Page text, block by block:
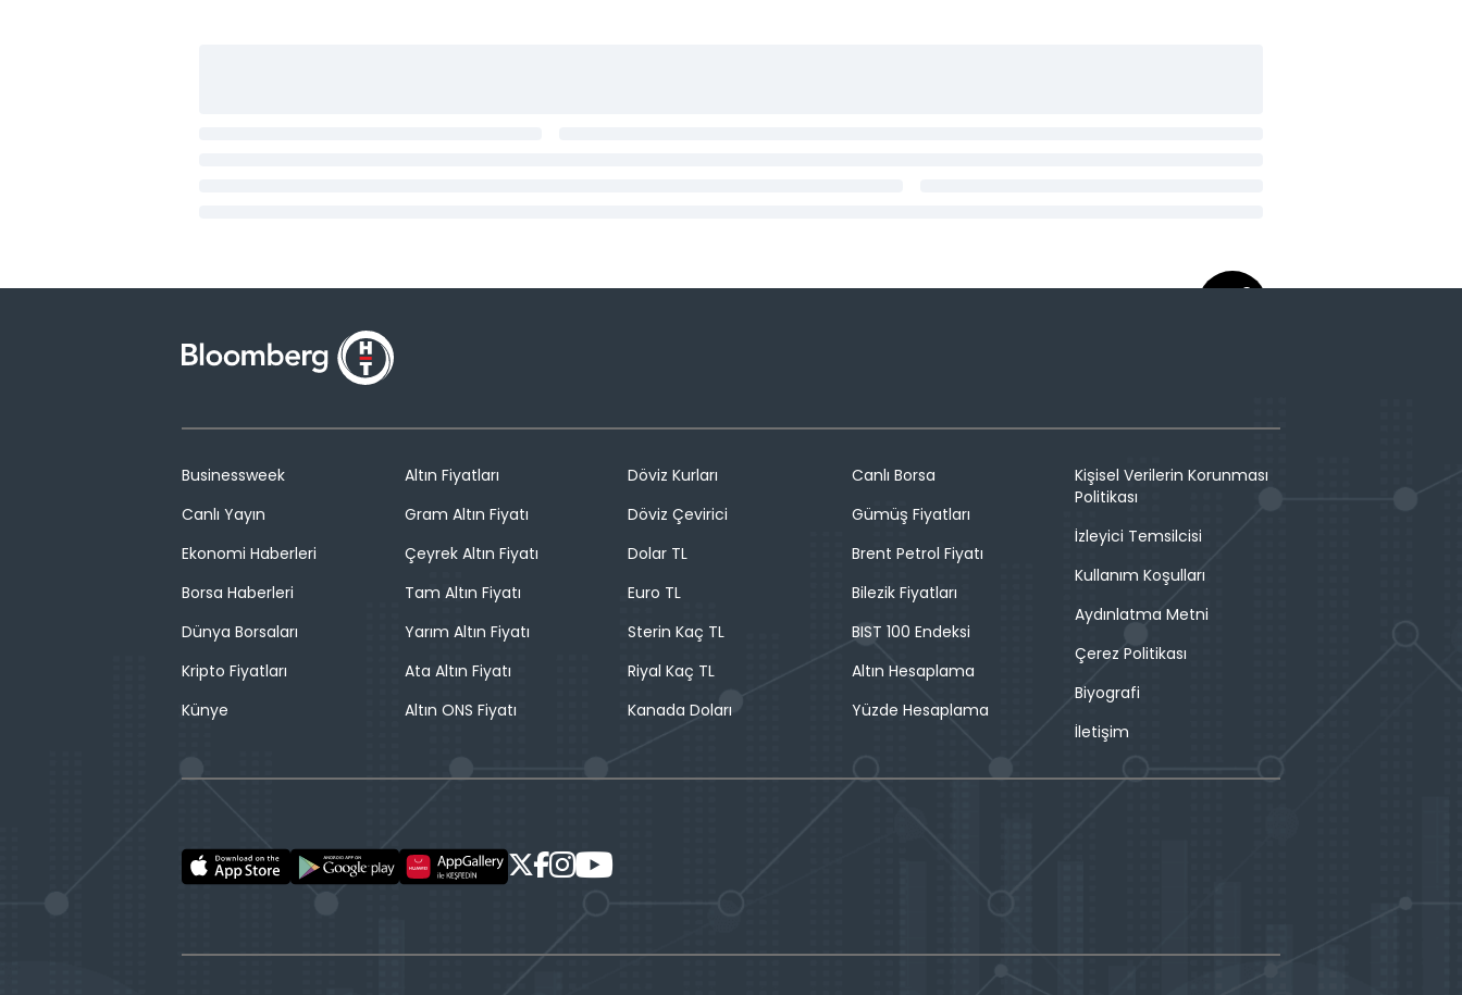
Businessweek
Canlı Yayın
Ekonomi Haberleri
Borsa Haberleri
Dünya Borsaları
Kripto Fiyatları
Künye
Altın Fiyatları
Gram Altın Fiyatı
Çeyrek Altın Fiyatı
Tam Altın Fiyatı
Yarım Altın Fiyatı
Ata Altın Fiyatı
Altın ONS Fiyatı
Döviz Kurları
Döviz Çevirici
Dolar TL
Euro TL
Sterin Kaç TL
Riyal Kaç TL
Kanada Doları
Canlı Borsa
Gümüş Fiyatları
Brent Petrol Fiyatı
Bilezik Fiyatları
BIST 100 Endeksi
Altın Hesaplama
Yüzde Hesaplama
Kişisel Verilerin Korunması
Politikası
İzleyici Temsilcisi
Kullanım Koşulları
Aydınlatma Metni
Çerez Politikası
Biyografi
İletişim